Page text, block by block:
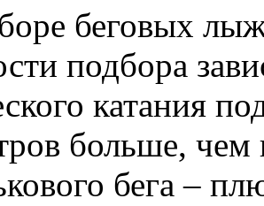
беговых
подбора
катания
больше,
бега –